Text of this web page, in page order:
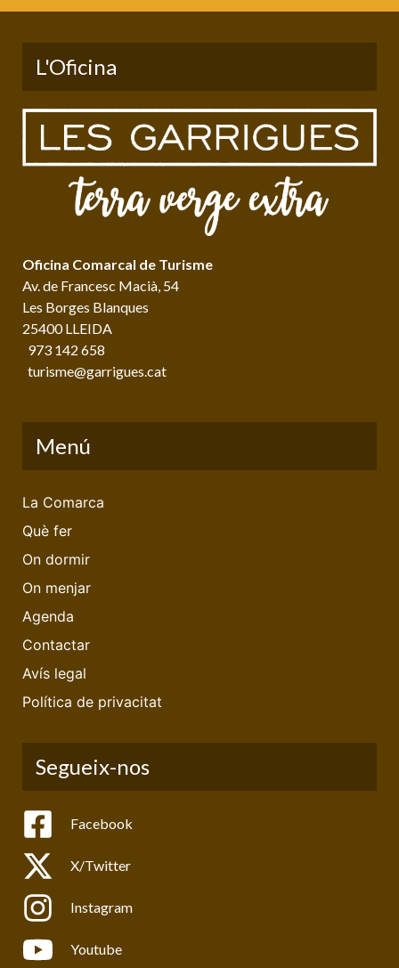
L'Oficina
Oficina Comarcal de Turisme
Av. de Francesc Macià, 54
Les Borges Blanques
25400 LLEIDA
973 142 658
turisme@garrigues.cat
Menú
La Comarca
Què fer
On dormir
On menjar
Agenda
Contactar
Avís legal
Política de privacitat
Segueix-nos
Facebook
X/Twitter
Instagram
Youtube